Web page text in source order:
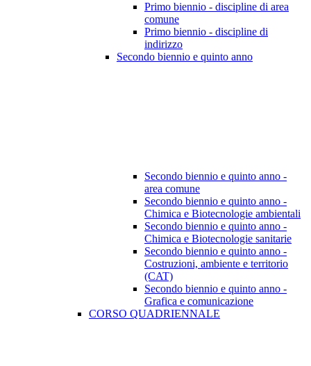
Primo biennio - discipline di area
comune
Primo biennio - discipline di
indirizzo
Secondo biennio e quinto anno
Secondo biennio e quinto anno -
area comune
Secondo biennio e quinto anno -
Chimica e Biotecnologie ambientali
Secondo biennio e quinto anno -
Chimica e Biotecnologie sanitarie
Secondo biennio e quinto anno -
Costruzioni, ambiente e territorio
(CAT)
Secondo biennio e quinto anno -
Grafica e comunicazione
CORSO QUADRIENNALE